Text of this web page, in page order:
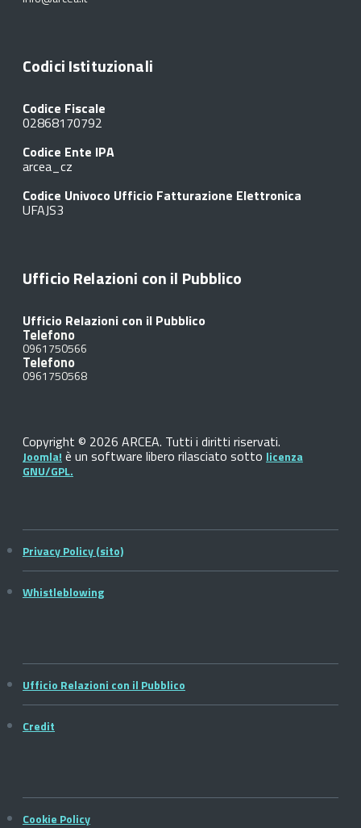
Codici Istituzionali
Codice Fiscale
02868170792
Codice Ente IPA
arcea_cz
Codice Univoco Ufficio Fatturazione Elettronica
UFAJS3
Ufficio Relazioni con il Pubblico
Ufficio Relazioni con il Pubblico
Telefono
0961750566
Telefono
0961750568
Copyright © 2026 ARCEA. Tutti i diritti riservati.
Joomla! è un software libero rilasciato sotto licenza
GNU/GPL.
Privacy Policy (sito)
Whistleblowing
Ufficio Relazioni con il Pubblico
Credit
Cookie Policy